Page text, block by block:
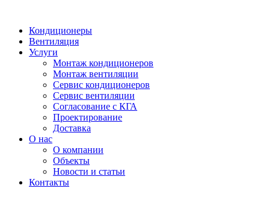
Кондиционеры
Вентиляция
Услуги
Монтаж кондиционеров
Монтаж вентиляции
Сервис кондиционеров
Сервис вентиляции
Согласование с КГА
Проектирование
Доставка
О нас
О компании
Объекты
Новости и статьи
Контакты